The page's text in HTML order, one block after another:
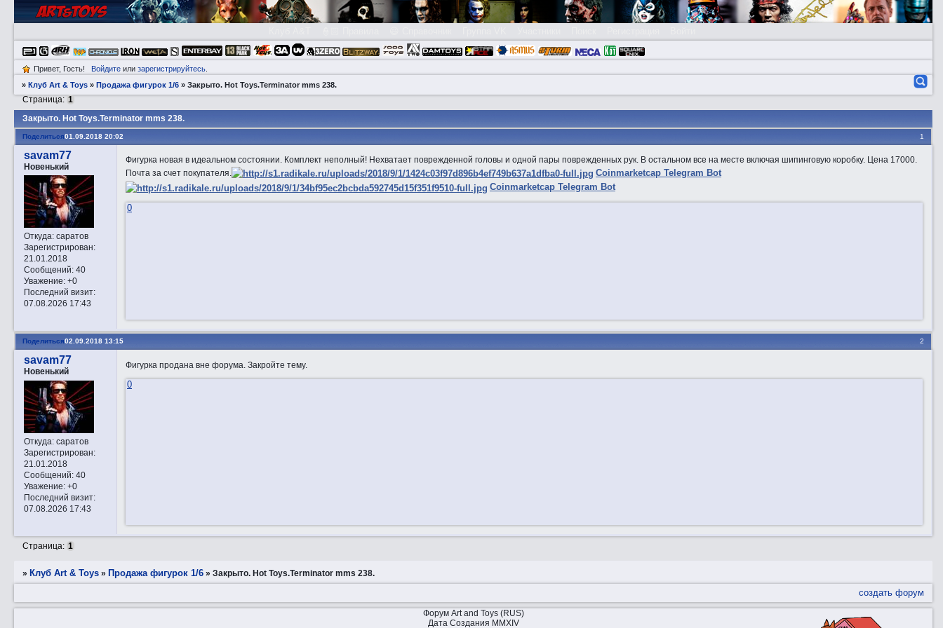
Привет, Гость! Войдитеили зарегистрируйтесь.
»Клуб Art & Toys »Продажа фигурок 1/6 »Закрытo. Hot Toys.Terminator mms 238.
Закрытo. Hot Toys.Terminator mms 238.
Страница: 1
Поделиться 1
01.09.2018 20:02
savam77
Новенький
Откуда:саратов
Зарегистрирован:
21.01.2018
Сообщений:40
Уважение: +0
Последний визит:
07.08.2026 17:43
Фигурка новая в идеальном состоянии. Комплект неполный! Нехватает поврежденной головы и одной пары поврежденных рук. В остальном все на месте включая шипинговую коробку. Цена 17000.
Почта за счет покупателя.
Coinmarketcap Telegram Bot
Coinmarketcap Telegram Bot
0
Поделиться 2
02.09.2018 13:15
savam77
Новенький
Откуда:саратов
Зарегистрирован:
21.01.2018
Сообщений:40
Уважение: +0
Последний визит:
07.08.2026 17:43
Фигурка продана вне форума. Закройте тему.
0
Страница: 1
» Клуб Art & Toys » Продажа фигурок 1/6 »Закрытo. Hot Toys.Terminator mms 238.
создать форум
Форум Art and Toys (RUS)
Дата Создания MMXIV